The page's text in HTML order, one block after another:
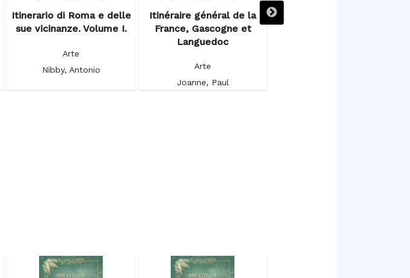
Itinerario di Roma e delle
sue vicinanze. Volume I.
Arte
Nibby, Antonio
Itinéraire général de la
France, Gascogne et
Languedoc
Arte
Joanne, Paul
historique et artistique de